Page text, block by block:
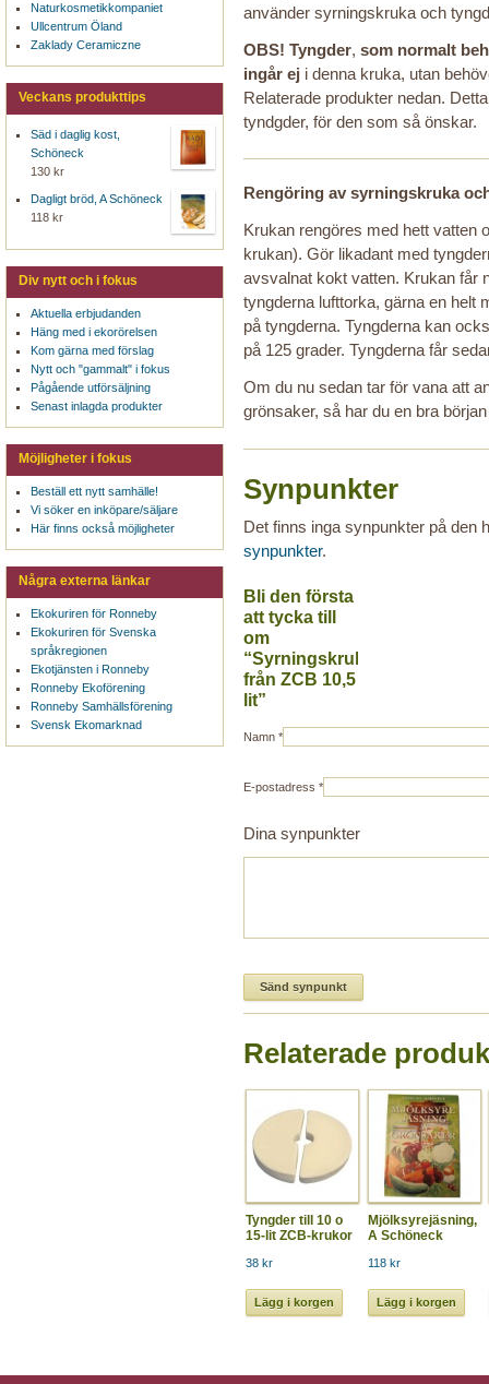
använder syrningskruka och
OBS! Tyngder, som normalt
ingår ej i denna kruka, utan
Relaterade produkter nedan.
tyndgder, för den som så önskar.
Rengöring av syrningskruka
Krukan rengöres med hett vatten
krukan). Gör likadant med
avsvalnat kokt vatten. Krukan får
tyngderna lufttorka, gärna en helt
på tyngderna. Tyngderna kan
på 125 grader. Tyngderna får
Om du nu sedan tar för vana att
grönsaker, så har du en bra
Synpunkter
Det finns inga synpunkter på den
synpunkter.
Bli den första
att tycka till
om
“Syrningskruka
från ZCB 10,5
lit”
Namn *
E-postadress *
Dina synpunkter
Relaterade
Tyngder till 10 o
15-lit ZCB-krukor
38 kr
Lägg i korgen
Mjölksyrejäsning,
A Schöneck
118 kr
Lägg i korgen
Naturkosmetikkompaniet
Ullcentrum Öland
Zaklady Ceramiczne
Veckans produkttips
Säd i daglig kost,
Schöneck
130 kr
Dagligt bröd, A Schöneck
118 kr
Div nytt och i fokus
Aktuella erbjudanden
Häng med i ekorörelsen
Kom gärna med förslag
Nytt och "gammalt" i fokus
Pågående utförsäljning
Senast inlagda produkter
Möjligheter i fokus
Beställ ett nytt samhälle!
Vi söker en inköpare/säljare
Här finns också möjligheter
Några externa länkar
Ekokuriren för Ronneby
Ekokuriren för Svenska
språkregionen
Ekotjänsten i Ronneby
Ronneby Ekoförening
Ronneby Samhällsförening
Svensk Ekomarknad